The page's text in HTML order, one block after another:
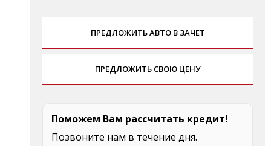
ПРЕДЛОЖИТЬ АВТО В ЗАЧЕТ
ПРЕДЛОЖИТЬ СВОЮ ЦЕНУ
Поможем Вам рассчитать кредит!
Позвоните нам в течение дня.